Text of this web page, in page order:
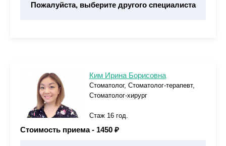
Пожалуйста, выберите другого специалиста
Ким Ирина Борисовна
Стоматолог, Стоматолог-терапевт,
Стоматолог-хирург
Стаж 16 год.
Стоимость приема - 1450 ₽